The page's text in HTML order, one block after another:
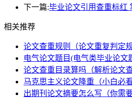
下一篇:毕业论文引用查重标红
相关推荐
论文查重规则（论文重复判定规
电气论文题目(电气类毕业论文
论文查重目录算吗（解析论文
马克思主义论文降重（小白必
出期刊论文摘要怎么写（你需